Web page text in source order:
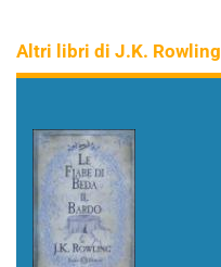
Altri libri di J.K. Rowling